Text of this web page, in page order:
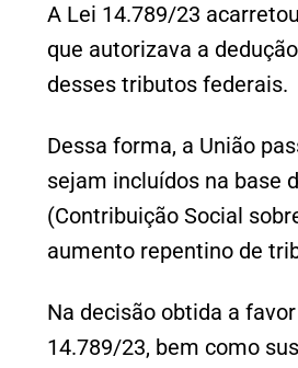
A Lei 14.789/23
que autorizava a
desses tributos federais.
Dessa forma, a União
sejam incluídos na base
(Contribuição Social
aumento repentino de
Na decisão obtida a
14.789/23, bem como